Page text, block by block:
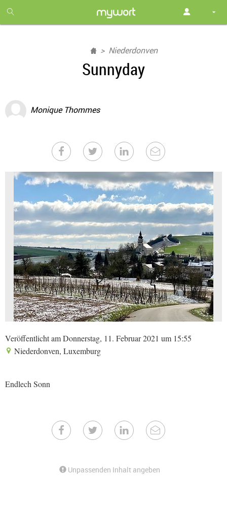
month
free
Niederdonven
Sunnyday
Monique Thommes
Veröffentlicht am Donnerstag, 11. Februar 2021 um 15:55
Niederdonven, Luxemburg
Endlech Sonn
Unpassenden Inhalt angeben